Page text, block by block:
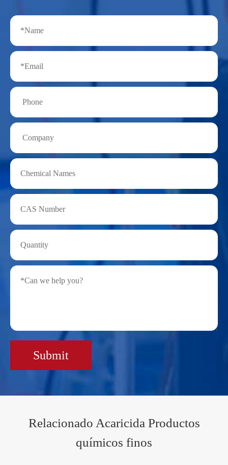
Submit
Relacionado Acaricida Productos
químicos finos